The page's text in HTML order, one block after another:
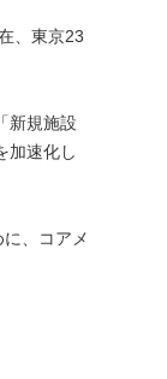
、東京23
新規施設
加速化し
、コアメ